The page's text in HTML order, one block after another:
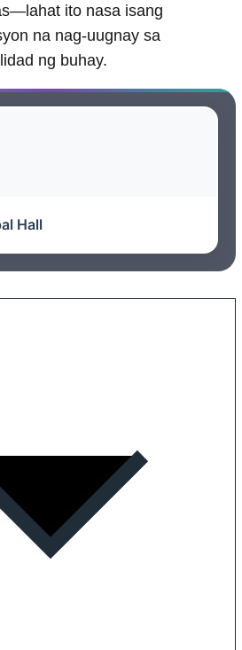
ito nasa isang
na nag-uugnay sa
ng buhay.
Hall